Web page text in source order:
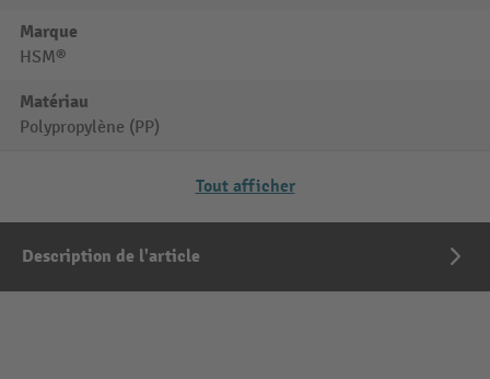
Marque
HSM®
Matériau
Polypropylène (PP)
Tout afficher
Description de l'article